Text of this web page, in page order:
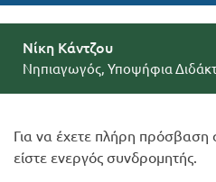
Νίκη Κάντζου
Νηπιαγωγός, Υποψήφια
Για να έχετε πλήρη πρόσβαση
είστε ενεργός συνδρομητής.